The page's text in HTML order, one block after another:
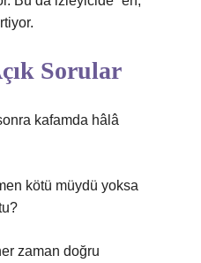
Sorular
kafamda hâlâ
kötü müydü yoksa
zaman doğru